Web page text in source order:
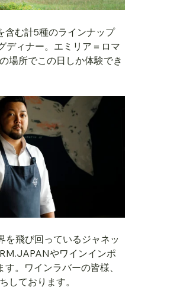
含む計5種のラインナップ
ディナー。エミリア＝ロマ
場所でこの日しか体験でき
飛び回っているジャネッ
やワインインポ
。ワインラバーの皆様、
しております。